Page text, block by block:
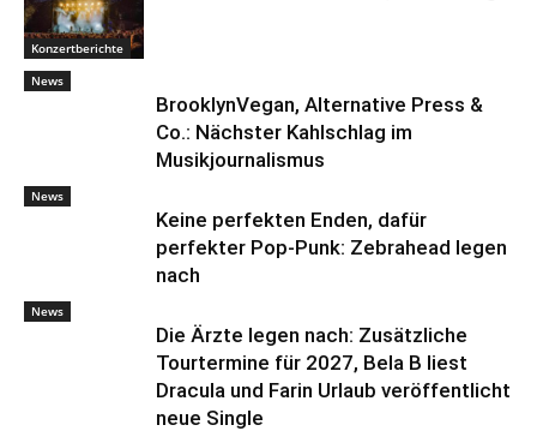
Konzertberichte
News
BrooklynVegan, Alternative Press &
Co.: Nächster Kahlschlag im
Musikjournalismus
News
Keine perfekten Enden, dafür
perfekter Pop-Punk: Zebrahead legen
nach
News
Die Ärzte legen nach: Zusätzliche
Tourtermine für 2027, Bela B liest
Dracula und Farin Urlaub veröffentlicht
neue Single